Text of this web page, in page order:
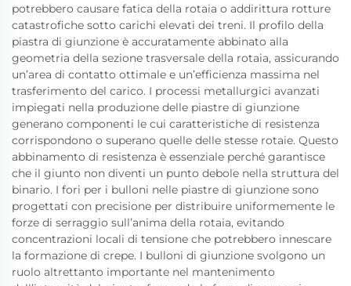
potrebbero causare fatica della rotaia o addirittura rotture
catastrofiche sotto carichi elevati dei treni. Il profilo della
piastra di giunzione è accuratamente abbinato alla
geometria della sezione trasversale della rotaia, assicurando
un’area di contatto ottimale e un’efficienza massima nel
trasferimento del carico. I processi metallurgici avanzati
impiegati nella produzione delle piastre di giunzione
generano componenti le cui caratteristiche di resistenza
corrispondono o superano quelle delle stesse rotaie. Questo
abbinamento di resistenza è essenziale perché garantisce
che il giunto non diventi un punto debole nella struttura del
binario. I fori per i bulloni nelle piastre di giunzione sono
progettati con precisione per distribuire uniformemente le
forze di serraggio sull’anima della rotaia, evitando
concentrazioni locali di tensione che potrebbero innescare
la formazione di crepe. I bulloni di giunzione svolgono un
ruolo altrettanto importante nel mantenimento